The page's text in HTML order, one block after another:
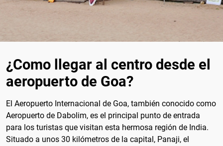
¿Como llegar al centro desde el
aeropuerto de Goa?
El Aeropuerto Internacional de Goa, también conocido como
Aeropuerto de Dabolim, es el principal punto de entrada
para los turistas que visitan esta hermosa región de India.
Situado a unos 30 kilómetros de la capital, Panaji, el